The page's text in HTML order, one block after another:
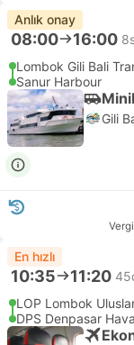
Anlık onay
08:00 16:00
Lombok Gili Bali
Sanur Harbour
Gili
En hızlı
10:35 11:20
LOP Lombok
DPS Denpasar